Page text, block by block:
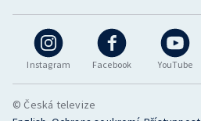
Instagram Facebook YouTube
© Česká televize